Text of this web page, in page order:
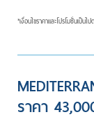
*เงื่อนไขราคาและโปรโมชั่นเป็น
ราคา